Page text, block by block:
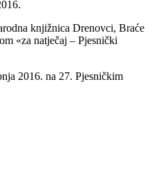
knjižnica Drenovci, Braće
«za natječaj – Pjesnički
2016. na 27. Pjesničkim